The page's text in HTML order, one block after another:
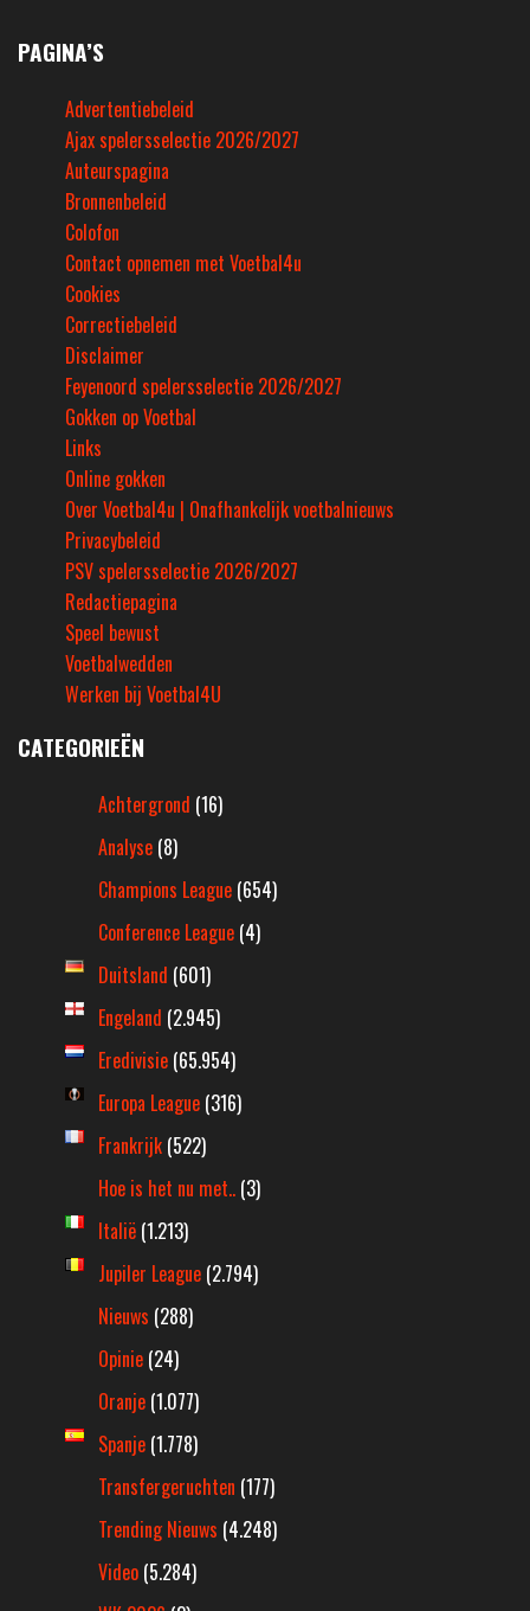
PAGINA’S
Advertentiebeleid
Ajax spelersselectie 2026/2027
Auteurspagina
Bronnenbeleid
Colofon
Contact opnemen met Voetbal4u
Cookies
Correctiebeleid
Disclaimer
Feyenoord spelersselectie 2026/2027
Gokken op Voetbal
Links
Online gokken
Over Voetbal4u | Onafhankelijk voetbalnieuws
Privacybeleid
PSV spelersselectie 2026/2027
Redactiepagina
Speel bewust
Voetbalwedden
Werken bij Voetbal4U
CATEGORIEËN
Achtergrond (16)
Analyse (8)
Champions League (654)
Conference League (4)
Duitsland (601)
Engeland (2.945)
Eredivisie (65.954)
Europa League (316)
Frankrijk (522)
Hoe is het nu met.. (3)
Italië (1.213)
Jupiler League (2.794)
Nieuws (288)
Opinie (24)
Oranje (1.077)
Spanje (1.778)
Transfergeruchten (177)
Trending Nieuws (4.248)
Video (5.284)